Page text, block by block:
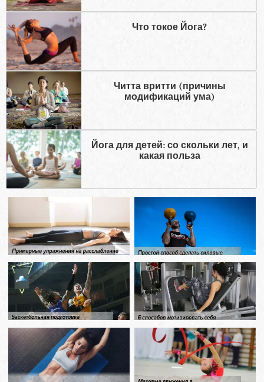
Что токое Йога?
Читта вритти (причины
модификаций ума)
Йога для детей: со скольки лет, и
какая польза